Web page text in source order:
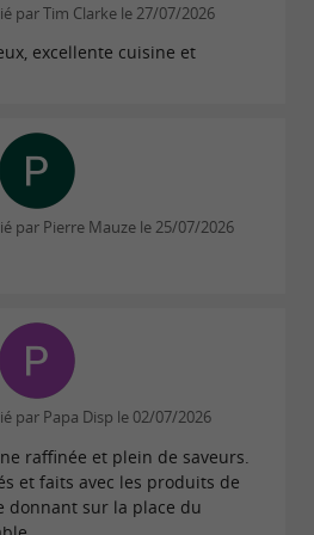
Pyrénées.
élaborées à partir de
de saison avec des plats qui
tout au long de l’année.
gourmands et animés à
la cuisine du restaurant
votre découverte
du dimanche matin!
buffet, il est composé de
par Tim Clarke le 27/07/2026
excellente cuisine et
par Pierre Mauze le 25/07/2026
par Papa Disp le 02/07/2026
raffinée et plein de saveurs.
et faits avec les produits de
donnant sur la place du